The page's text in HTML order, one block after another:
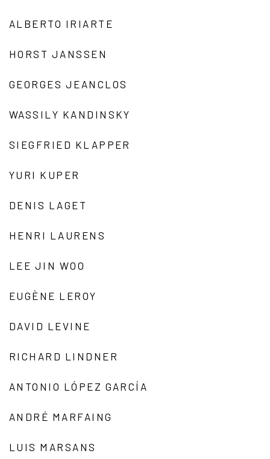
ALBERTO IRIARTE
HORST JANSSEN
GEORGES JEANCLOS
WASSILY KANDINSKY
SIEGFRIED KLAPPER
YURI KUPER
DENIS LAGET
HENRI LAURENS
LEE JIN WOO
EUGÈNE LEROY
DAVID LEVINE
RICHARD LINDNER
ANTONIO LÓPEZ GARCÍA
ANDRÉ MARFAING
LUIS MARSANS